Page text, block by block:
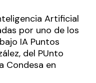
Artificial
por uno de los
IA Puntos
del PUnto
Condesa en